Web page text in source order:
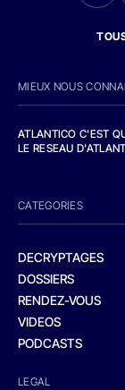
MIEUX NOUS
ATLANTICO C'EST
LE RESEAU
CATEGORIES
DECRYPTAGES
DOSSIERS
RENDEZ-VOUS
VIDEOS
PODCASTS
LEGAL